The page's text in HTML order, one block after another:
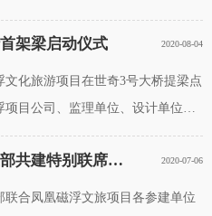
局项目部车辆段、长沙中大监理
架梁启动仪式 2020-08-04
文化旅游项目在世奇3号大桥提梁点
目公司、监理单位、设计单位及
首片U梁的顺利架设，拉开了凤
湖南磁浮集团召开建党节支部共建特别联席会议 2020-07-06
合凤凰磁浮文旅项目各参建单位